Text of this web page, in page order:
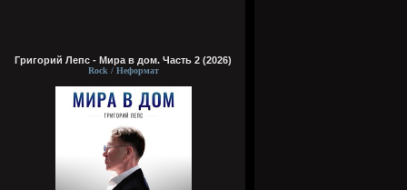
Григорий Лепс - Мира в дом. Часть 2 (2026)
Rock / Неформат